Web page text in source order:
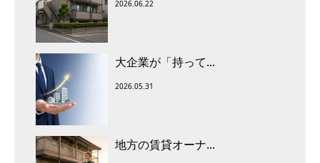
2026.06.22
大企業が「持って...
2026.05.31
地方の賃貸オーナ...